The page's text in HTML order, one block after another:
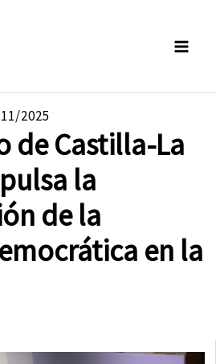
2025
de Castilla-La
la
de la
en la